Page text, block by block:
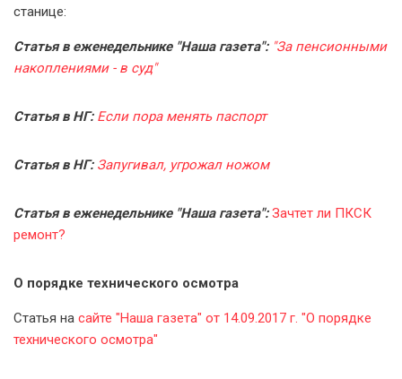
станице:
Статья в еженедельнике "Наша газета": "За пенсионными
накоплениями - в суд"
Статья в НГ: Если пора менять паспорт
Статья в НГ: Запугивал, угрожал ножом
Статья в еженедельнике "Наша газета":Зачтет ли ПКСК
ремонт?
О порядке технического осмотра
Статья на сайте "Наша газета" от 14.09.2017 г. "О порядке
технического осмотра"